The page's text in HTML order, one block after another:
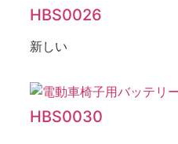
HBS0026
新しい
HBS0030